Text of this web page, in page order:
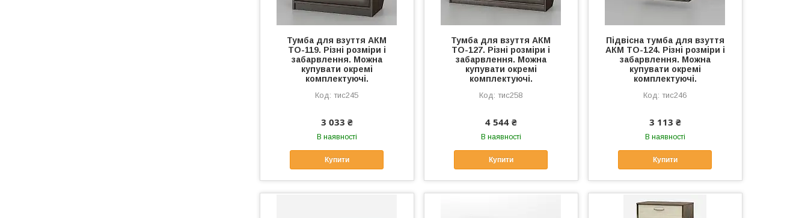
Тумба для взуття АКМ
ТО-119. Різні розміри і
забарвлення. Можна
купувати окремі
комплектуючі.
тис245
3 033 ₴
В наявності
Купити
Тумба для взуття АКМ
ТО-127. Різні розміри і
забарвлення. Можна
купувати окремі
комплектуючі.
тис258
4 544 ₴
В наявності
Купити
Підвісна тумба для взуття
АКМ ТО-124. Різні розміри і
забарвлення. Можна
купувати окремі
комплектуючі.
тис246
3 113 ₴
В наявності
Купити